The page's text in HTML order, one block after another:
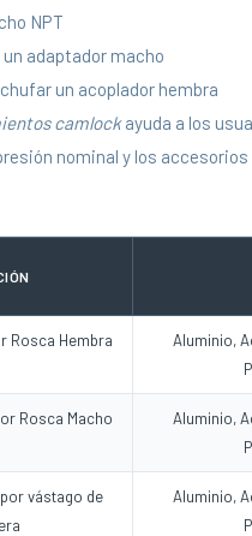
NPT
adaptador macho
un acoplador hembra
camlockayuda a los
nominal y los
Rosca Hembra
Aluminio,
Rosca Macho
Aluminio,
vástago de
Aluminio,